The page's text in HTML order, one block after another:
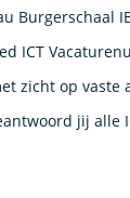
Burgerschaal
ICT
zicht op vaste
jij alle